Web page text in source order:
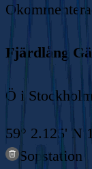
Fjärdlång
Ö i
59° 2.125' N
Sopstation